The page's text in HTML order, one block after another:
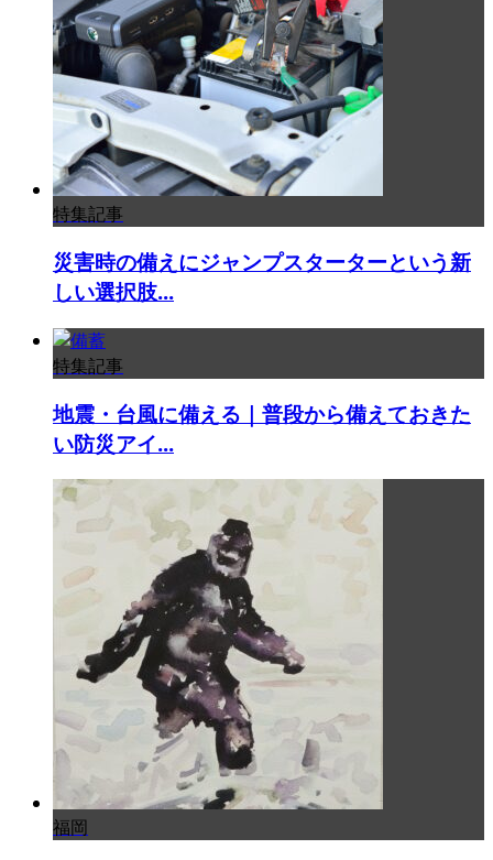
特集記事
災害時の備えにジャンプスターターという新
しい選択肢...
特集記事
地震・台風に備える｜普段から備えておきた
い防災アイ...
福岡